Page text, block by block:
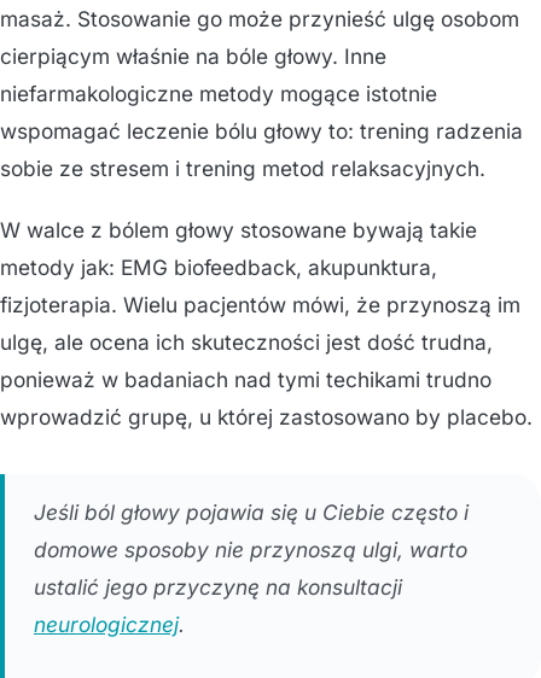
masaż. Stosowanie go może przynieść ulgę osobom
cierpiącym właśnie na bóle głowy. Inne
niefarmakologiczne metody mogące istotnie
wspomagać leczenie bólu głowy to: trening radzenia
sobie ze stresem i trening metod relaksacyjnych.
W walce z bólem głowy stosowane bywają takie
metody jak: EMG biofeedback, akupunktura,
fizjoterapia. Wielu pacjentów mówi, że przynoszą im
ulgę, ale ocena ich skuteczności jest dość trudna,
ponieważ w badaniach nad tymi techikami trudno
wprowadzić grupę, u której zastosowano by placebo.
Jeśli ból głowy pojawia się u Ciebie często i
domowe sposoby nie przynoszą ulgi, warto
ustalić jego przyczynę na konsultacji
neurologicznej.